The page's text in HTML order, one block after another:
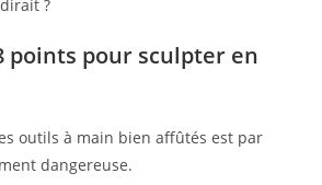
?
points pour sculpter en
outils à main bien affûtés est par
dangereuse.